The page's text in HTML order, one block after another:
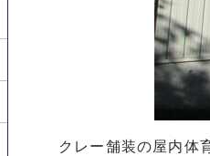
クレー舗装の屋内体